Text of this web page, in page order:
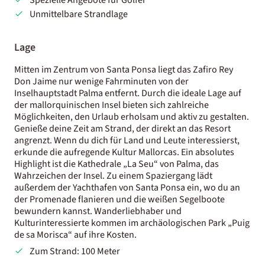
Unmittelbare Strandlage
Lage
Mitten im Zentrum von Santa Ponsa liegt das Zafiro Rey
Don Jaime nur wenige Fahrminuten von der
Inselhauptstadt Palma entfernt. Durch die ideale Lage auf
der mallorquinischen Insel bieten sich zahlreiche
Möglichkeiten, den Urlaub erholsam und aktiv zu gestalten.
Genieße deine Zeit am Strand, der direkt an das Resort
angrenzt. Wenn du dich für Land und Leute interessierst,
erkunde die aufregende Kultur Mallorcas. Ein absolutes
Highlight ist die Kathedrale „La Seu“ von Palma, das
Wahrzeichen der Insel. Zu einem Spaziergang lädt
außerdem der Yachthafen von Santa Ponsa ein, wo du an
der Promenade flanieren und die weißen Segelboote
bewundern kannst. Wanderliebhaber und
Kulturinteressierte kommen im archäologischen Park „Puig
de sa Morisca“ auf ihre Kosten.
Zum Strand: 100 Meter